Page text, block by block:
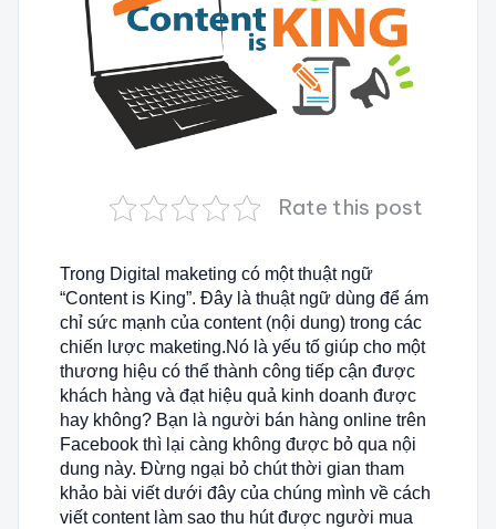
Rate this post
Trong Digital maketing có một thuật ngữ
“Content is King”. Đây là thuật ngữ dùng để ám
chỉ sức mạnh của content (nội dung) trong các
chiến lược maketing.Nó là yếu tố giúp cho một
thương hiệu có thể thành công tiếp cận được
khách hàng và đạt hiệu quả kinh doanh được
hay không? Bạn là người bán hàng online trên
Facebook thì lại càng không được bỏ qua nội
dung này. Đừng ngại bỏ chút thời gian tham
khảo bài viết dưới đây của chúng mình về cách
viết content làm sao thu hút được người mua